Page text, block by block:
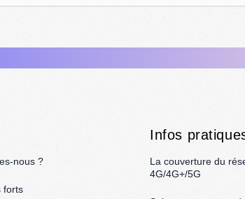
nous ?
forts
Infos
La couverture du
4G/4G+/5G